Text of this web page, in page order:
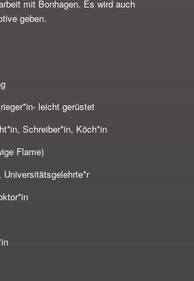
mit Bonhagen. Es wird auch
geben.
leicht gerüstet
Schreiber*in, Köch*in
Flame)
Universitätsgelehrte*r